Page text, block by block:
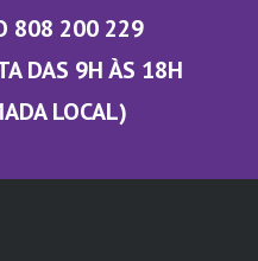
808 200 229
DAS 9H ÀS 18H
LOCAL)